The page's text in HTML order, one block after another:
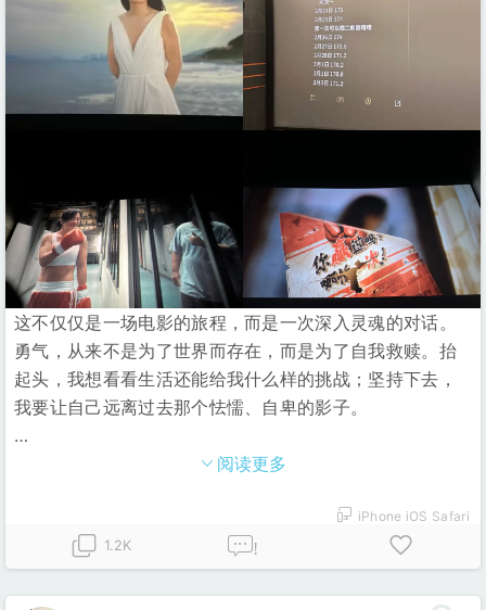
这不仅仅是一场电影的旅程，而是一次深入灵魂的对话。
勇气，从来不是为了世界而存在，而是为了自我救赎。抬
起头，我想看看生活还能给我什么样的挑战；坚持下去，
我要让自己远离过去那个怯懦、自卑的影子。
…
阅读更多
iPhone iOS Safari
1.2K
!